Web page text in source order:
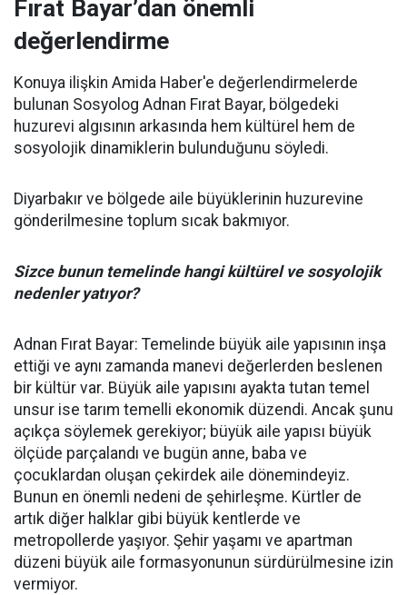
Fırat Bayar’dan önemli
değerlendirme
Konuya ilişkin Amida Haber'e değerlendirmelerde
bulunan Sosyolog Adnan Fırat Bayar, bölgedeki
huzurevi algısının arkasında hem kültürel hem de
sosyolojik dinamiklerin bulunduğunu söyledi.
Diyarbakır ve bölgede aile büyüklerinin huzurevine
gönderilmesine toplum sıcak bakmıyor.
Sizce bunun temelinde hangi kültürel ve sosyolojik
nedenler yatıyor?
Adnan Fırat Bayar: Temelinde büyük aile yapısının inşa
ettiği ve aynı zamanda manevi değerlerden beslenen
bir kültür var. Büyük aile yapısını ayakta tutan temel
unsur ise tarım temelli ekonomik düzendi. Ancak şunu
açıkça söylemek gerekiyor; büyük aile yapısı büyük
ölçüde parçalandı ve bugün anne, baba ve
çocuklardan oluşan çekirdek aile dönemindeyiz.
Bunun en önemli nedeni de şehirleşme. Kürtler de
artık diğer halklar gibi büyük kentlerde ve
metropollerde yaşıyor. Şehir yaşamı ve apartman
düzeni büyük aile formasyonunun sürdürülmesine izin
vermiyor.